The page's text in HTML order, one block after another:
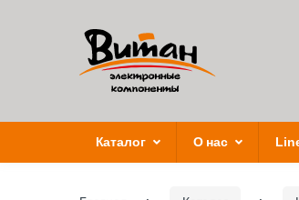
Каталог О нас